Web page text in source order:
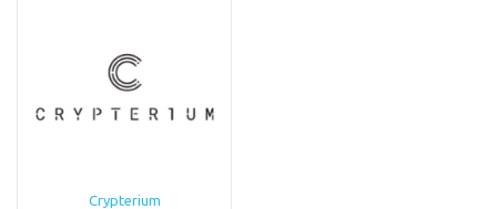
Crypterium